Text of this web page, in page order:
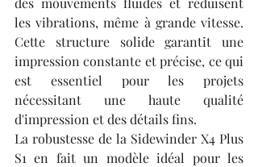
les vibrations, même à grande vitesse.
Cette structure solide garantit une
impression constante et précise, ce qui
est essentiel pour les projets
nécessitant une haute qualité
d'impression et des détails fins.
La robustesse de la Sidewinder X4 Plus
S1 en fait un modèle idéal pour les